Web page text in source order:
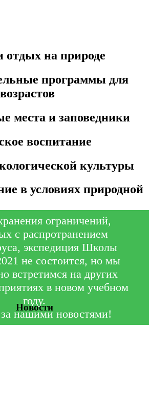
отдых на природе
программы для
места и заповедники
воспитание
культуры
в условиях природной
ограничений,
с распротранением
экспедиция Школы
не состоится, но мы
встретимся на других
в новом учебном
году.
нашими новостями!
Новости